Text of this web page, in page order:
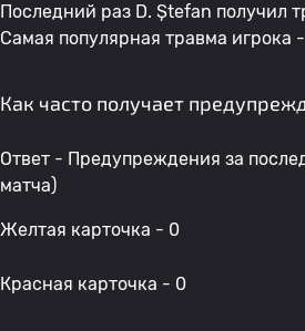
Последний раз D. Ștefan получил
Самая популярная травма игрока
Как часто получает
Ответ - Предупреждения за
матча)
Желтая карточка - 0
Красная карточка - 0